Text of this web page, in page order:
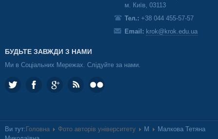
м. Київ, 03113
Тел.: +38 044 455-57-57
Email: krok@krok.edu.ua
БУДЬТЕ ЗАВЖДИ З НАМИ
Ми в Соціальних Мережах. Слідуйте за нами.
Ви тут: Головна Фото авторів університету М
Малкова Тетяна